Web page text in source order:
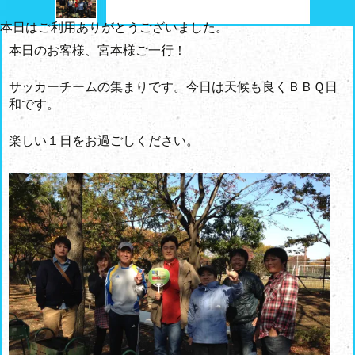
本日はご利用ありがとうございました。
本日のお客様、宮本様ご一行！
サッカーチームの集まりです。今日は天候も良くＢＢＱ日
和です。
楽しい１日をお過ごしください。